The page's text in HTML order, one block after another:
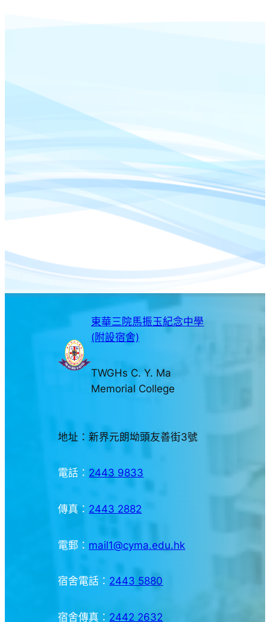
東華三院馬振玉紀念中學
(附設宿舍)
TWGHs C. Y. Ma
Memorial College
地址：新界元朗坳頭友善街3號
電話： 2443 9833
傳真： 2443 2882
電郵： mail1@cyma.edu.hk
宿舍電話： 2443 5880
宿舍傳真： 2442 2632